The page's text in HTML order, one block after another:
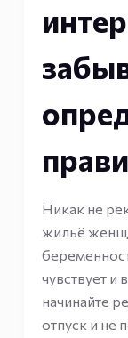
Никак не
жильё
чувствует и
начинайте
отпуск и не